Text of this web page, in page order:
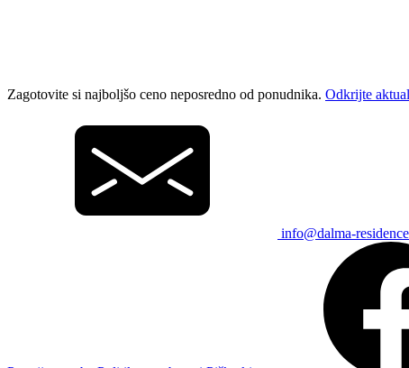
Zagotovite si najboljšo ceno neposredno od ponudnika. Odkrijte
info@dalma-